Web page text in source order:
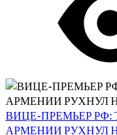
ВИЦЕ-ПРЕМЬЕР
АРМЕНИИ РУХНУЛ